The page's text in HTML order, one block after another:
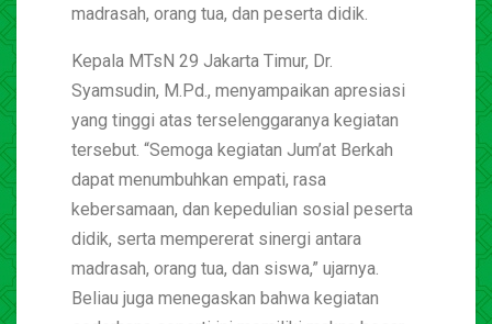
madrasah, orang tua, dan peserta didik.
Kepala MTsN 29 Jakarta Timur, Dr.
Syamsudin, M.Pd., menyampaikan apresiasi
yang tinggi atas terselenggaranya kegiatan
tersebut. “Semoga kegiatan Jum’at Berkah
dapat menumbuhkan empati, rasa
kebersamaan, dan kepedulian sosial peserta
didik, serta mempererat sinergi antara
madrasah, orang tua, dan siswa,” ujarnya.
Beliau juga menegaskan bahwa kegiatan